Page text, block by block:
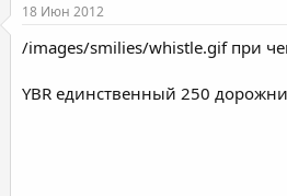
18 Июн 2012
/images/smilies/whistle.gif при
YBR единственный 250